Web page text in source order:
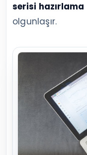
serisi hazırlama
olgunlaşır.